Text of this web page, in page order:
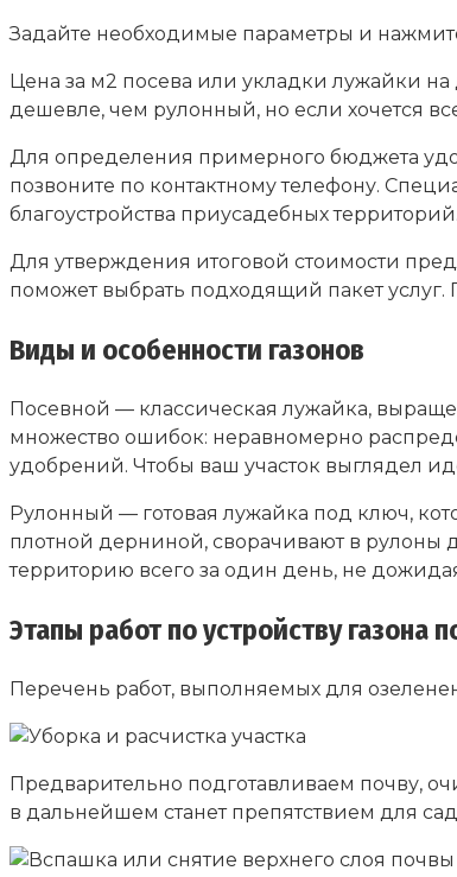
Задайте необходимые параметры и нажмите
Цена за м2 посева или укладки лужайки
дешевле, чем рулонный, но если хочется
Для определения примерного бюджета
позвоните по контактному телефону.
благоустройства приусадебных территорий.
Для утверждения итоговой стоимости
поможет выбрать подходящий пакет
Виды и особенности газонов
Посевной — классическая лужайка,
множество ошибок: неравномерно
удобрений. Чтобы ваш участок выглядел
Рулонный — готовая лужайка под ключ,
плотной дерниной, сворачивают в рулоны
территорию всего за один день, не
Этапы работ по устройству газона
Перечень работ, выполняемых для
Предварительно подготавливаем почву,
в дальнейшем станет препятствием для